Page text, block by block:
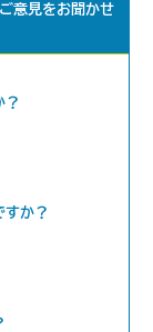
意見をお聞かせ
？
すか？